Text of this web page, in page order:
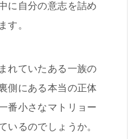
に自分の意志を詰め
す。
れていたある一族の
側にある本当の正体
番小さなマトリョー
いるのでしょうか。